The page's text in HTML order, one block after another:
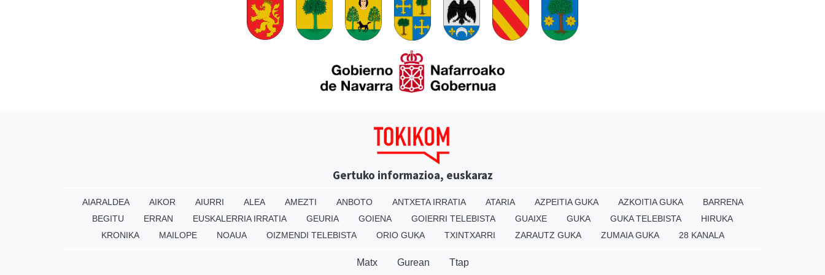
Gertuko informazioa, euskaraz
AIARALDEA AIKOR AIURRI ALEA AMEZTI ANBOTO ANTXETA IRRATIA ATARIA AZPEITIA GUKA AZKOITIA GUKA
BARRENA
BEGITU
ERRAN EUSKALERRIA IRRATIA GEURIA GOIENA GOIERRI TELEBISTA GUAIXE GUKA GUKA TELEBISTA
HIRUKA
KRONIKA
MAILOPE NOAUA OIZMENDI TELEBISTA ORIO GUKA TXINTXARRI ZARAUTZ GUKA ZUMAIA GUKA 28 KANALA
Matx Gurean Ttap